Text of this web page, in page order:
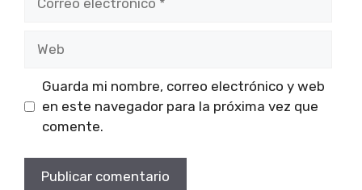
Guarda mi nombre, correo electrónico y web
en este navegador para la próxima vez que
comente.